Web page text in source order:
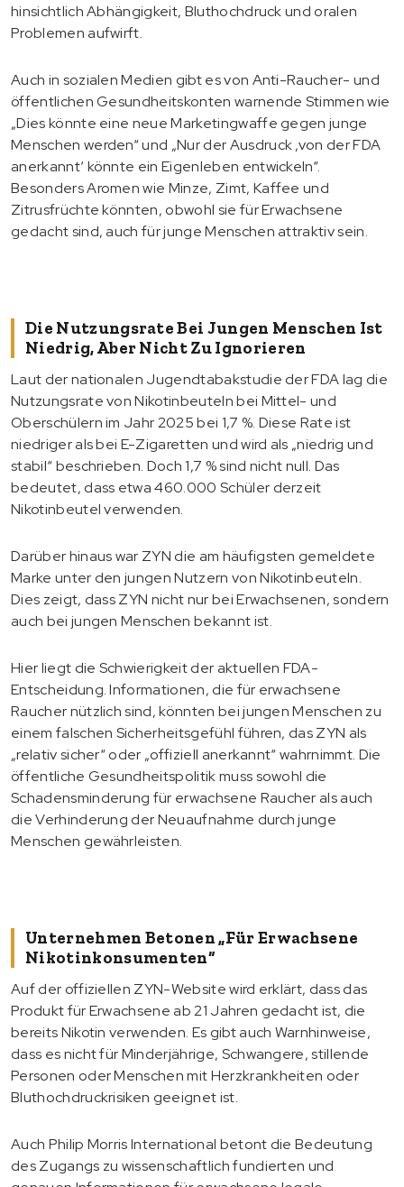
hinsichtlich Abhängigkeit, Bluthochdruck und oralen
Problemen aufwirft.
Auch in sozialen Medien gibt es von Anti-Raucher- und
öffentlichen Gesundheitskonten warnende Stimmen wie
„Dies könnte eine neue Marketingwaffe gegen junge
Menschen werden“ und „Nur der Ausdruck ‚von der FDA
anerkannt‘ könnte ein Eigenleben entwickeln“.
Besonders Aromen wie Minze, Zimt, Kaffee und
Zitrusfrüchte könnten, obwohl sie für Erwachsene
gedacht sind, auch für junge Menschen attraktiv sein.
Die Nutzungsrate Bei Jungen Menschen Ist
Niedrig, Aber Nicht Zu Ignorieren
Laut der nationalen Jugendtabakstudie der FDA lag die
Nutzungsrate von Nikotinbeuteln bei Mittel- und
Oberschülern im Jahr 2025 bei 1,7 %. Diese Rate ist
niedriger als bei E-Zigaretten und wird als „niedrig und
stabil“ beschrieben. Doch 1,7 % sind nicht null. Das
bedeutet, dass etwa 460.000 Schüler derzeit
Nikotinbeutel verwenden.
Darüber hinaus war ZYN die am häufigsten gemeldete
Marke unter den jungen Nutzern von Nikotinbeuteln.
Dies zeigt, dass ZYN nicht nur bei Erwachsenen, sondern
auch bei jungen Menschen bekannt ist.
Hier liegt die Schwierigkeit der aktuellen FDA-
Entscheidung. Informationen, die für erwachsene
Raucher nützlich sind, könnten bei jungen Menschen zu
einem falschen Sicherheitsgefühl führen, das ZYN als
„relativ sicher“ oder „offiziell anerkannt“ wahrnimmt. Die
öffentliche Gesundheitspolitik muss sowohl die
Schadensminderung für erwachsene Raucher als auch
die Verhinderung der Neuaufnahme durch junge
Menschen gewährleisten.
Unternehmen Betonen „für Erwachsene
Nikotinkonsumenten“
Auf der offiziellen ZYN-Website wird erklärt, dass das
Produkt für Erwachsene ab 21 Jahren gedacht ist, die
bereits Nikotin verwenden. Es gibt auch Warnhinweise,
dass es nicht für Minderjährige, Schwangere, stillende
Personen oder Menschen mit Herzkrankheiten oder
Bluthochdruckrisiken geeignet ist.
Auch Philip Morris International betont die Bedeutung
des Zugangs zu wissenschaftlich fundierten und